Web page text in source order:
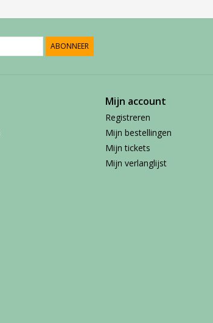
ABONNEER
Mijn account
Registreren
Mijn bestellingen
Mijn tickets
Mijn verlanglijst